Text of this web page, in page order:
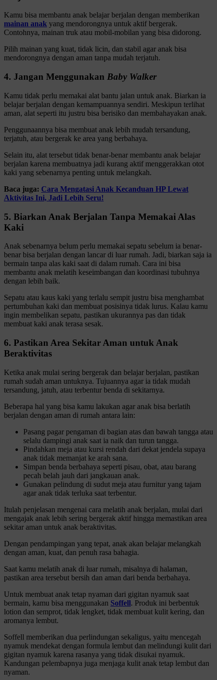
Kamu bisa membantu anak belajar berjalan dengan memberikan
mainan anak yang mendorongnya untuk aktif bergerak.
Contohnya, mainan truk atau mobil-mobilan yang bisa didorong.
Pilih mainan yang kuat, tidak licin, dan stabil agar anak bisa
mendorongnya dengan aman tanpa mudah terjatuh.
4. Jangan Menggunakan Baby Walker
Kamu tidak perlu memakai alat bantu jalan untuk anak. Biarkan ia
belajar berjalan dengan kemampuannya sendiri. Meskipun terlihat
aman, alat seperti itu justru bisa berisiko dan membahayakan anak.
Penggunaannya bisa membuat anak lebih mudah tersandung,
terjatuh, atau bergerak ke area yang berbahaya.
Selain itu, alat tersebut tidak benar-benar membantu anak belajar
berjalan karena membuatnya jadi kurang aktif menggerakkan otot
kaki yang sebenarnya penting untuk melangkah.
Baca juga: Cara Mengatasi Anak Kecanduan HP Lewat
Aktivitas Ini, Jadi Lebih Seru!
5. Biarkan Anak Berjalan Tanpa Memakai Alas
Kaki
Anak sebenarnya belum perlu memakai sepatu sebelum ia benar-
benar bisa berjalan dengan lancar di luar rumah. Jadi, biarkan saja ia
bermain tanpa alas kaki saat di dalam rumah. Cara ini bisa
membantu anak melatih keseimbangan dan koordinasi tubuhnya
dengan lebih baik.
Sepatu atau kaus kaki yang terlalu sempit justru bisa menghambat
pertumbuhan kaki dan membuat posisinya tidak lurus. Kalau kamu
ingin membelikan sepatu, pastikan ukurannya pas dan tidak
membuat kaki anak terasa sesak.
6. Pastikan Area Sekitar Aman untuk Anak
Beraktivitas
Ketika anak mulai sering bergerak dan belajar berjalan, pastikan
rumah sudah aman untuknya. Tujuannya agar ia tidak mudah
tersandung, jatuh, atau terbentur benda di sekitarnya.
Beberapa hal yang bisa kamu lakukan agar anak bisa berlatih
berjalan dengan aman di rumah antara lain:
Pasang pagar pengaman di bagian atas dan bawah tangga atau
selalu dampingi anak saat ia naik dan turun tangga.
Pindahkan meja atau kursi rendah dari dekat jendela supaya
anak tidak memanjat ke arah sana.
Simpan benda berbahaya seperti pisau, obat, atau barang
pecah belah jauh dari jangkauan anak.
Gunakan pelindung di sudut meja atau furnitur yang tajam
agar anak tidak terluka saat terbentur.
Itulah penjelasan mengenai cara melatih anak berjalan, mulai dari
mengajak anak lebih sering bergerak aktif hingga memastikan area
sekitar aman untuk anak beraktivitas.
Dengan pendampingan yang tepat, anak akan belajar melangkah
dengan aman, kuat, dan penuh rasa bahagia.
Saat kamu melatih anak di luar rumah, misalnya di halaman,
pastikan area tersebut bersih dan aman dari benda berbahaya.
Untuk membuat anak tetap nyaman dari gigitan nyamuk saat
bermain, kamu bisa menggunakan Soffell. Produk ini berbentuk
lotion dan semprot, tidak lengket, tidak membuat kulit kering, dan
aromanya lembut.
Soffell memberikan dua perlindungan sekaligus, yaitu mencegah
nyamuk mendekat dengan formula lembut dan melindungi kulit dari
gigitan nyamuk karena rasanya yang tidak disukai nyamuk.
Kandungan pelembapnya juga menjaga kulit anak tetap lembut dan
nyaman.